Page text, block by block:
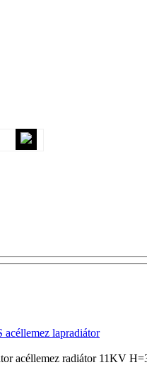
lapradiátor
acéllemez radiátor 11KV